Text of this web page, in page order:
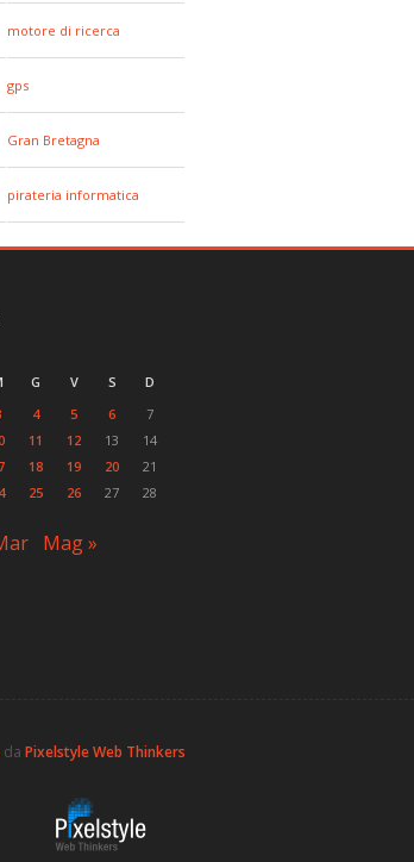
motore di ricerca
gps
Gran Bretagna
pirateria informatica
G V S
D
4 5 6
7
11 12 13
14
18 19 20
21
25 26 27
28
Mag »
da Pixelstyle Web Thinkers